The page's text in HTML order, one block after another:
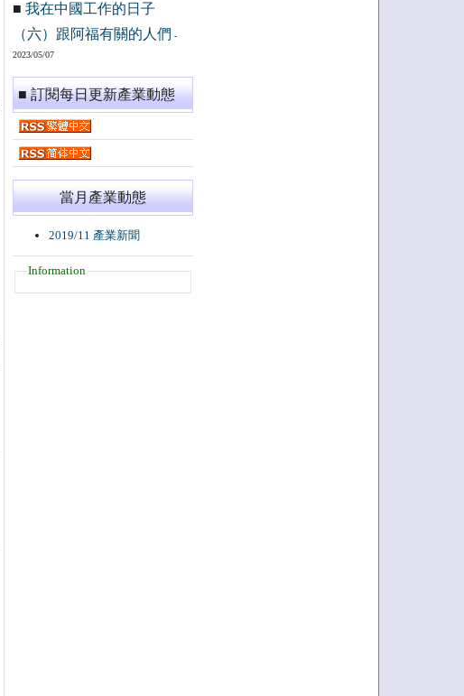
■ 我在中國工作的日子
（六）跟阿福有關的人們 -
2023/05/07
■ 訂閱每日更新產業動態
當月產業動態
2019/11 產業新聞
Information